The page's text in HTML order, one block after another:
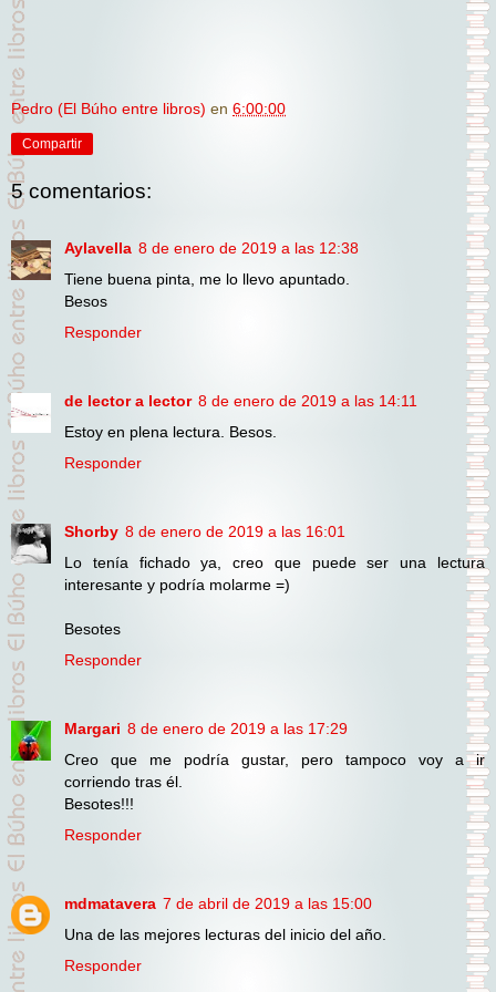
Pedro (El Búho entre libros) en 6:00:00
Compartir
5 comentarios:
Aylavella 8 de enero de 2019 a las 12:38
Tiene buena pinta, me lo llevo apuntado.
Besos
Responder
de lector a lector 8 de enero de 2019 a las 14:11
Estoy en plena lectura. Besos.
Responder
Shorby 8 de enero de 2019 a las 16:01
Lo tenía fichado ya, creo que puede ser una lectura
interesante y podría molarme =)
Besotes
Responder
Margari 8 de enero de 2019 a las 17:29
Creo que me podría gustar, pero tampoco voy a ir
corriendo tras él.
Besotes!!!
Responder
mdmatavera 7 de abril de 2019 a las 15:00
Una de las mejores lecturas del inicio del año.
Responder